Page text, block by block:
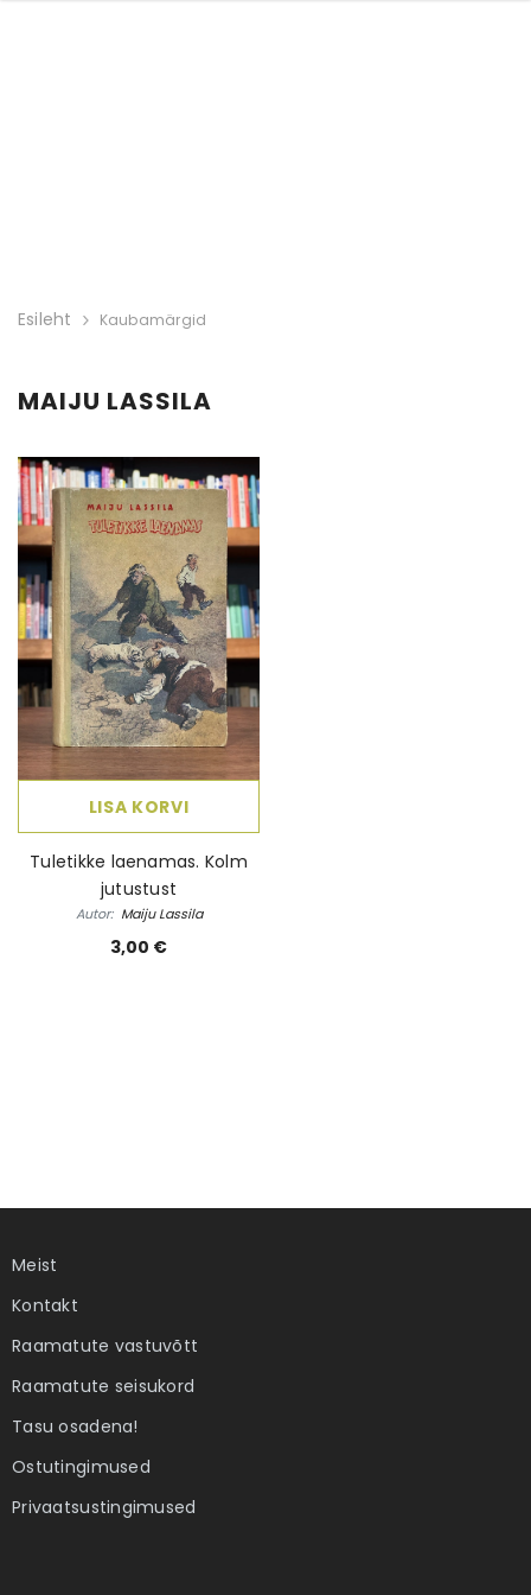
Esileht Kaubamärgid
MAIJU LASSILA
LISA KORVI
Tuletikke laenamas. Kolm
jutustust
Autor: Maiju Lassila
3,00 €
Meist
Kontakt
Raamatute vastuvõtt
Raamatute seisukord
Tasu osadena!
Ostutingimused
Privaatsustingimused
Ebatäiuslik minevik
Autor: Joan Collins
4,00 €